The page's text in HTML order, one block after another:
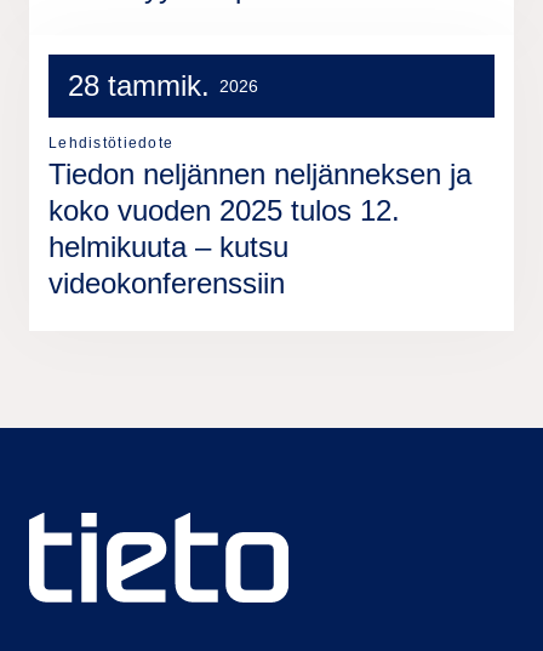
28 tammik. 2026
Lehdistötiedote
Tiedon neljännen neljänneksen ja
koko vuoden 2025 tulos 12.
helmikuuta – kutsu
videokonferenssiin